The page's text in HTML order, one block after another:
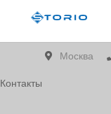
Москва
Контакты